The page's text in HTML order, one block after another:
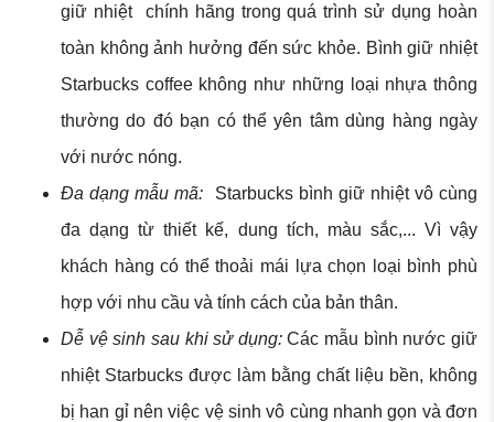
giữ nhiệt chính hãng trong quá trình sử dụng hoàn
toàn không ảnh hưởng đến sức khỏe. Bình giữ nhiệt
Starbucks coffee không như những loại nhựa thông
thường do đó bạn có thể yên tâm dùng hàng ngày
với nước nóng.
Đa dạng mẫu mã: Starbucks bình giữ nhiệt vô cùng
đa dạng từ thiết kế, dung tích, màu sắc,... Vì vậy
khách hàng có thể thoải mái lựa chọn loại bình phù
hợp với nhu cầu và tính cách của bản thân.
Dễ vệ sinh sau khi sử dụng:Các mẫu bình nước giữ
nhiệt Starbucks được làm bằng chất liệu bền, không
bị han gỉ nên việc vệ sinh vô cùng nhanh gọn và đơn